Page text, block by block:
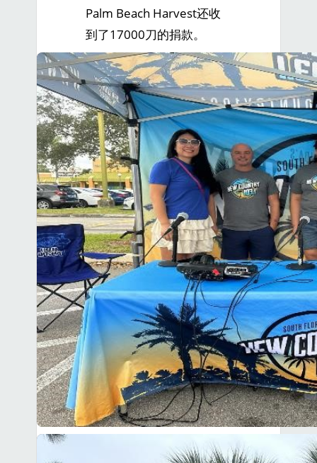
Palm Beach Harvest还收
到了17000刀的捐款。